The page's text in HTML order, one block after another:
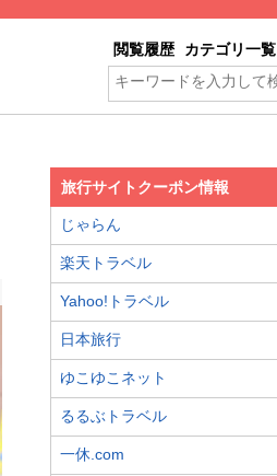
閲覧履歴 カテゴリ一覧
旅行サイトクーポン情報
じゃらん
楽天トラベル
Yahoo!トラベル
日本旅行
ゆこゆこネット
るるぶトラベル
一休.com